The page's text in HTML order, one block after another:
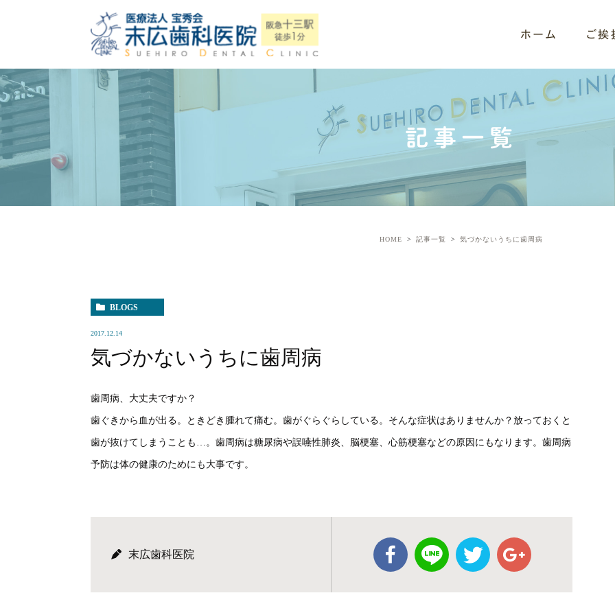
ホーム ご挨
記事一覧
HOME 記事一覧 気づかないうちに歯周病
BLOGS
2017.12.14
気づかないうちに歯周病
歯周病、大丈夫ですか？
歯ぐきから血が出る。ときどき腫れて痛む。歯がぐらぐらしている。そんな症状はありませんか？放っておくと
歯が抜けてしまうことも…。歯周病は糖尿病や誤嚥性肺炎、脳梗塞、心筋梗塞などの原因にもなります。歯周病
予防は体の健康のためにも大事です。
末広歯科医院